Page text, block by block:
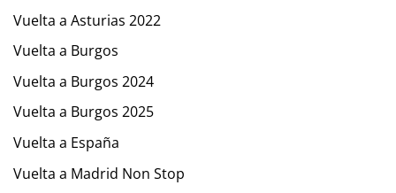
Vuelta a Asturias 2022
Vuelta a Burgos
Vuelta a Burgos 2024
Vuelta a Burgos 2025
Vuelta a España
Vuelta a Madrid Non Stop